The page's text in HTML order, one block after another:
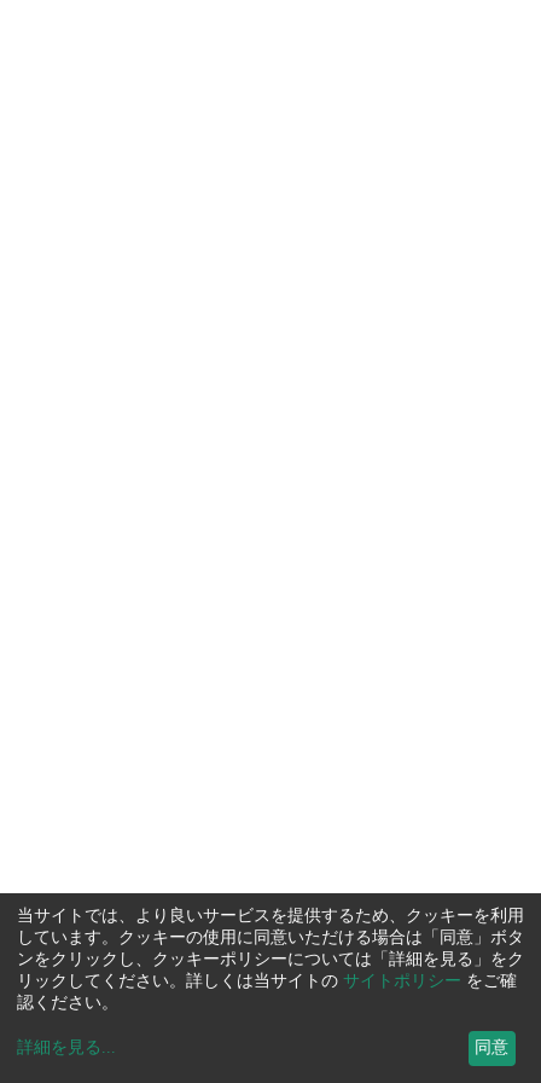
当サイトでは、より良いサービスを提供するため、クッキーを利用
しています。クッキーの使用に同意いただける場合は「同意」ボタ
ンをクリックし、クッキーポリシーについては「詳細を見る」をク
リックしてください。詳しくは当サイトの サイトポリシー をご確
認ください。
詳細を見る ... 同意